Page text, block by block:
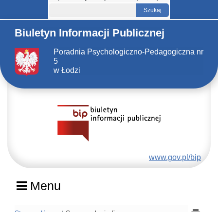
Biuletyn Informacji Publicznej
Poradnia Psychologiczno-Pedagogiczna nr
5
w Łodzi
www.gov.pl/bip
Menu